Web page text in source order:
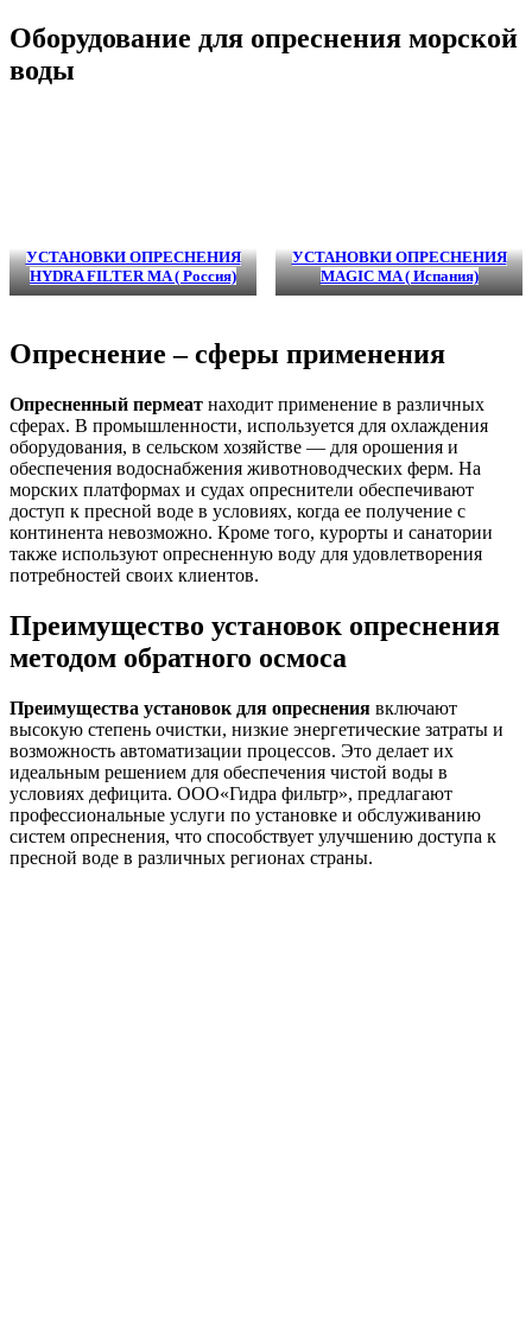
Оборудование для опреснения морской
воды
УСТАНОВКИ ОПРЕСНЕНИЯ
HYDRA FILTER MA ( Россия)
УСТАНОВКИ ОПРЕСНЕНИЯ
MAGIC MA ( Испания)
Опреснение – сферы применения
Опресненный пермеат находит применение в различных
сферах. В промышленности, используется для охлаждения
оборудования, в сельском хозяйстве — для орошения и
обеспечения водоснабжения животноводческих ферм. На
морских платформах и судах опреснители обеспечивают
доступ к пресной воде в условиях, когда ее получение с
континента невозможно. Кроме того, курорты и санатории
также используют опресненную воду для удовлетворения
потребностей своих клиентов.
Преимущество установок опреснения
методом обратного осмоса
Преимущества установок для опреснения включают
высокую степень очистки, низкие энергетические затраты и
возможность автоматизации процессов. Это делает их
идеальным решением для обеспечения чистой воды в
условиях дефицита. ООО«Гидра фильтр», предлагают
профессиональные услуги по установке и обслуживанию
систем опреснения, что способствует улучшению доступа к
пресной воде в различных регионах страны.